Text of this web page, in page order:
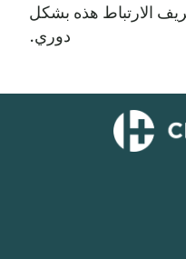
الارتباط هذه بشكل
دوري.